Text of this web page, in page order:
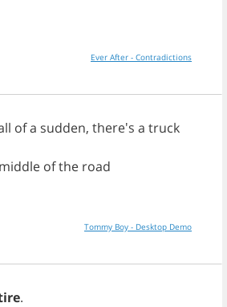
Ever After - Contradictions
ofa sudden, there's a truck
middle ofthe road
Tommy Boy - Desktop Demo
.